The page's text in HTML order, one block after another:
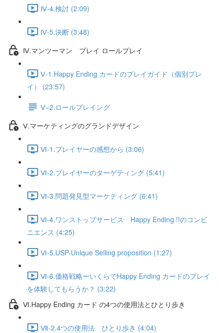
Ⅳ-4.検討 (2:09)
Ⅳ-5.決断 (3:48)
Ⅳ.マンツーマン プレイ ロールプレイ
Ⅴ-1.Happy Ending カードのプレイガイド（個別プレ
イ） (23:57)
Ⅴ−2.ロールプレイング
Ⅴ.マーケティングのグランドデザイン
Ⅵ-1.プレイヤーの感想から (3:06)
Ⅵ-2.プレイヤーのターゲティング (5:41)
Ⅵ-3.問題発見型マーケティング (6:41)
Ⅵ-4.ワンストップサービス Happy Ending !!のコンビ
ニエンス (4:25)
Ⅵ-5.USP-Unique Selling proposition (1:27)
Ⅵ-6.価格戦略ーいくらでHappy Ending カードのプレイ
を体験してもらうか？ (3:22)
Ⅵ.Happy Ending カード の4つの使用法とひとり歩き
Ⅶ-2.4つの使用法 ひとり歩き (4:04)